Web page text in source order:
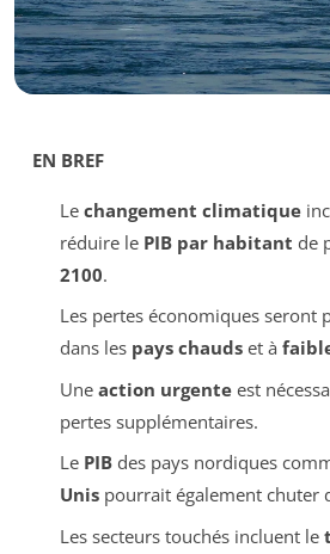
EN BREF
Le changement climatique
réduire le PIB par habitant de
2100.
Les pertes économiques seront
dans les pays chaudset à
Une action urgenteest
pertes supplémentaires.
Le PIBdes pays nordiques
Unispourrait également chuter
Les secteurs touchés incluent le